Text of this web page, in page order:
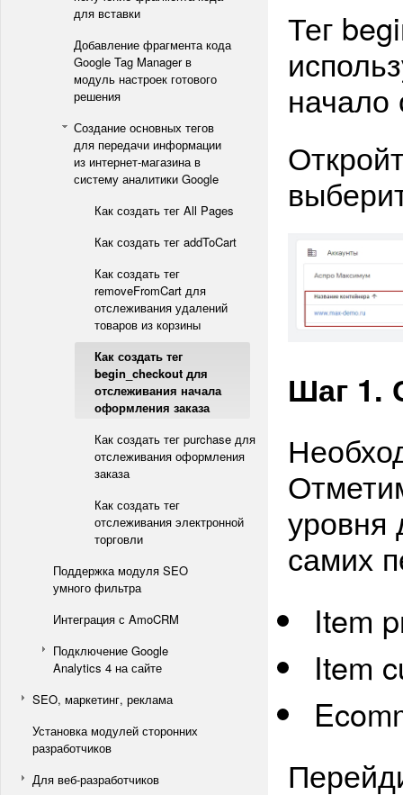
для вставки
Добавление фрагмента кода
Google Tag Manager в
модуль настроек готового
решения
Создание основных тегов
для передачи информации
из интернет-магазина в
систему аналитики Google
Как создать тег All Pages
Как создать тег addToCart
Как создать тег
removeFromCart для
отслеживания удалений
товаров из корзины
Как создать тег
begin_checkout для
отслеживания начала
оформления заказа
Как создать тег purchase для
отслеживания оформления
заказа
Как создать тег
отслеживания электронной
торговли
Поддержка модуля SEO
умного фильтра
Интеграция с AmoCRM
Подключение Google
Analytics 4 на сайте
SEO, маркетинг, реклама
Установка модулей сторонних
разработчиков
Для веб-разработчиков
Тег
начало
Шаг 1.
уровня
самих
Item
Item